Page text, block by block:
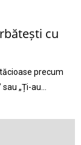
cu
precum
„Ți-au…